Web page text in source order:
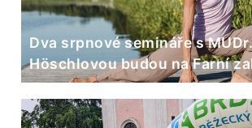
Dva srpnové semináře s
Höschlovou budou na Farní